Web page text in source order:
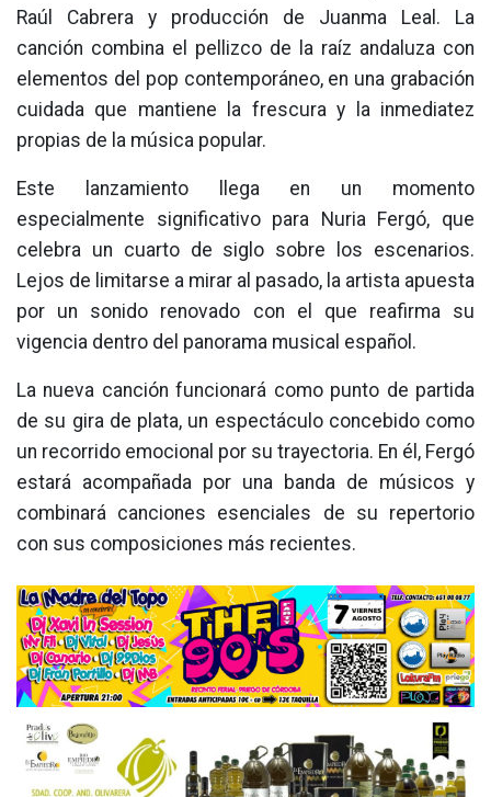
Raúl Cabrera y producción de Juanma Leal. La
canción combina el pellizco de la raíz andaluza con
elementos del pop contemporáneo, en una grabación
cuidada que mantiene la frescura y la inmediatez
propias de la música popular.
Este lanzamiento llega en un momento
especialmente significativo para Nuria Fergó, que
celebra un cuarto de siglo sobre los escenarios.
Lejos de limitarse a mirar al pasado, la artista apuesta
por un sonido renovado con el que reafirma su
vigencia dentro del panorama musical español.
La nueva canción funcionará como punto de partida
de su gira de plata, un espectáculo concebido como
un recorrido emocional por su trayectoria. En él, Fergó
estará acompañada por una banda de músicos y
combinará canciones esenciales de su repertorio
con sus composiciones más recientes.